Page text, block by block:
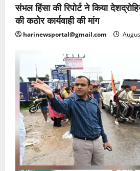
संभल हिंसा की रिपोर्ट ने किया
की कठोर कार्यवाही की मांग
harinewsportal@gmail.com